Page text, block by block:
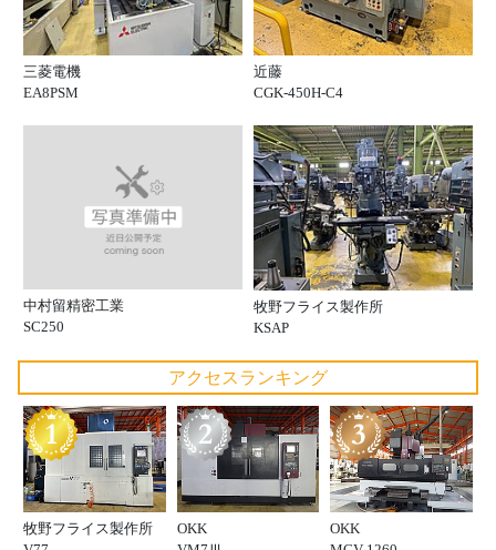
三菱電機
EA8PSM
近藤
CGK-450H-C4
中村留精密工業
SC250
牧野フライス製作所
KSAP
アクセスランキング
牧野フライス製作所
OKK
OKK